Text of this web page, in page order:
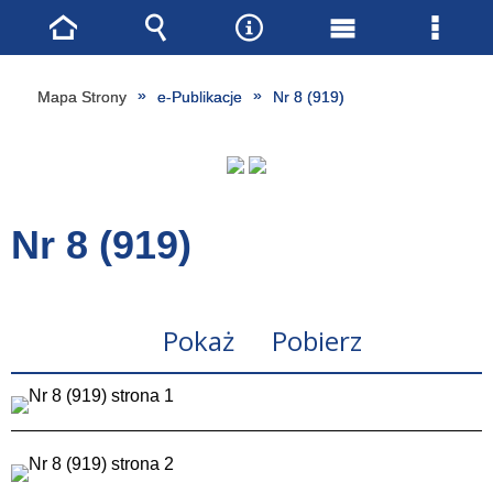
Mapa Strony e-Publikacje Nr 8 (919)
Nr 8 (919)
Pokaż Pobierz
Strona
główna
Wyszukiwarka
NarzędziaMenu
główne
Menu